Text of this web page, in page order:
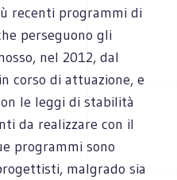
recenti programmi di
perseguono gli
nel 2012, dal
corso di attuazione, e
le leggi di stabilità
da realizzare con il
programmi sono
malgrado sia